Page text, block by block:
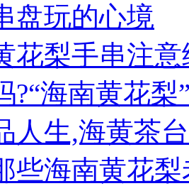
盘玩的心境
花梨手串注意
?“海南黄花梨
人生,海黄茶
些海南黄花